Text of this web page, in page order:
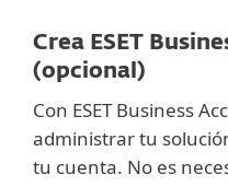
Crea ESET
(opcional)
Con ESET Business
administrar tu
tu cuenta. No es